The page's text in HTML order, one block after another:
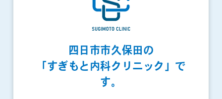
四日市市久保田の
「すぎもと内科クリニック」で
す。